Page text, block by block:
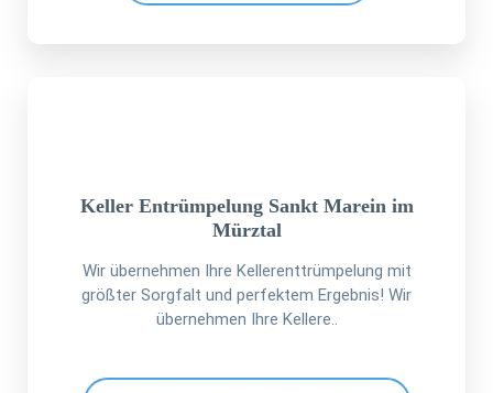
Keller Entrümpelung Sankt Marein im
Mürztal
Wir übernehmen Ihre Kellerenttrümpelung mit
größter Sorgfalt und perfektem Ergebnis! Wir
übernehmen Ihre Kellere..